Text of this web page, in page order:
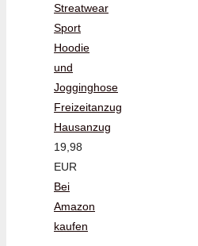
Streatwear
Sport
Hoodie
und
Jogginghose
Freizeitanzug
Hausanzug
19,98
EUR
Bei
Amazon
kaufen